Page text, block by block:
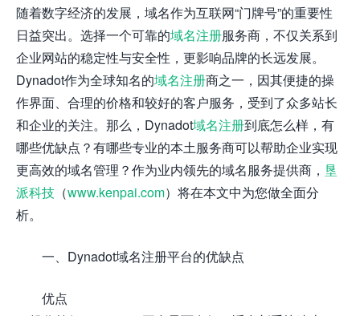
随着数字经济的发展，域名作为互联网“门牌号”的重要性
日益突出。选择一个可靠的域名注册服务商，不仅关系到
企业网站的稳定性与安全性，更影响品牌的长远发展。
Dynadot作为全球知名的域名注册商之一，因其便捷的操
作界面、合理的价格和较好的客户服务，受到了众多站长
和企业的关注。那么，Dynadot域名注册到底怎么样，有
哪些优缺点？有哪些专业的本土服务商可以帮助企业实现
更高效的域名管理？作为业内领先的域名服务提供商， 垦
派科技 （www.kenpai.com）将在本文中为您做全面分
析。
一、Dynadot域名注册平台的优缺点
优点